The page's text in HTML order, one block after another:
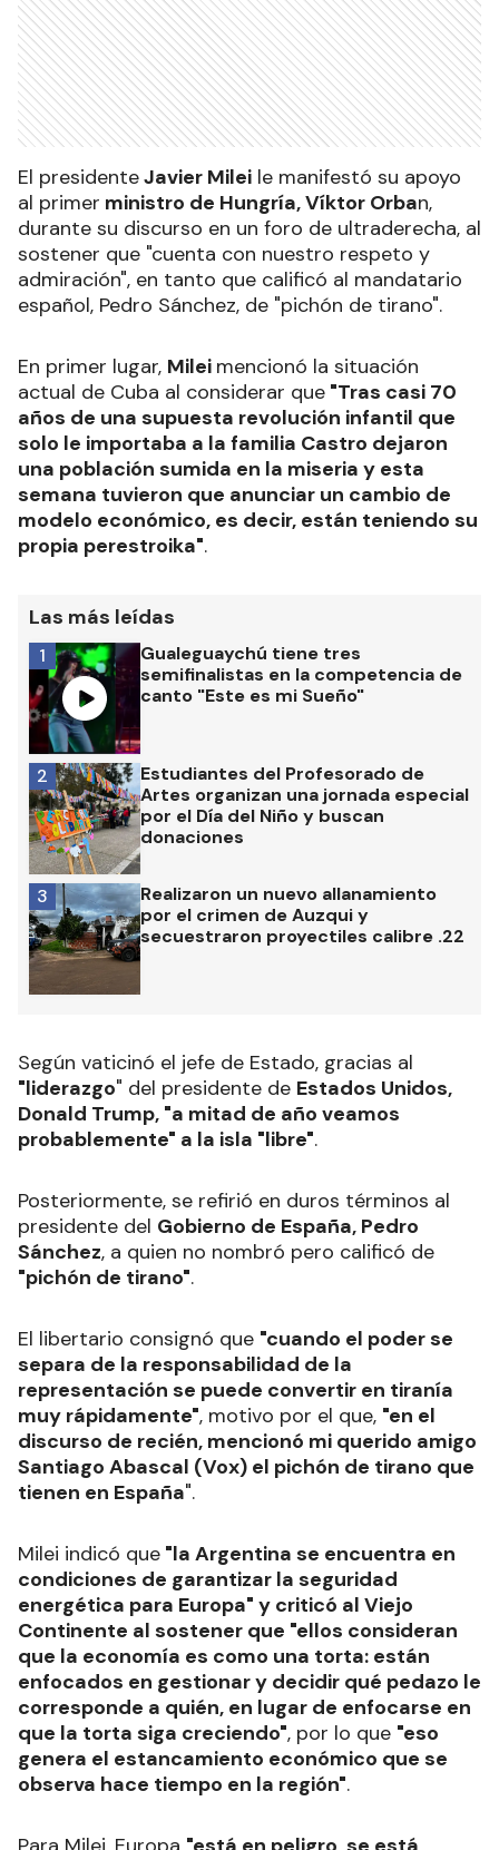
El presidenteJavier Milei le manifestó su apoyo
al primer ministro de Hungría, Víktor Orban,
durante su discurso en un foro de ultraderecha, al
sostener que "cuenta con nuestro respeto y
admiración", en tanto que calificó al mandatario
español, Pedro Sánchez, de "pichón de tirano".
En primer lugar, Milei mencionó la situación
actual de Cuba al considerar que "Tras casi 70
años de una supuesta revolución infantil que
solo le importaba a la familia Castro dejaron
una población sumida en la miseria y esta
semana tuvieron que anunciar un cambio de
modelo económico, es decir, están teniendo su
propia perestroika".
Las más leídas
Gualeguaychú tiene tres
semifinalistas en la competencia de
canto "Este es mi Sueño"
1
Estudiantes del Profesorado de
Artes organizan una jornada especial
por el Día del Niño y buscan
donaciones
2
Realizaron un nuevo allanamiento
por el crimen de Auzqui y
secuestraron proyectiles calibre .22
3
Según vaticinó el jefe de Estado, gracias al
"liderazgo" del presidente de Estados Unidos,
Donald Trump, "a mitad de año veamos
probablemente" a la isla "libre".
Posteriormente, se refirió en duros términos al
presidente del Gobierno de España, Pedro
Sánchez, a quien no nombró pero calificó de
"pichón de tirano".
El libertario consignó que "cuando el poder se
separa de la responsabilidad de la
representación se puede convertir en tiranía
muy rápidamente", motivo por el que, "en el
discurso de recién, mencionó mi querido amigo
Santiago Abascal (Vox) el pichón de tirano que
tienen en España".
Milei indicó que "la Argentina se encuentra en
condiciones de garantizar la seguridad
energética para Europa" y criticó al Viejo
Continente al sostener que "ellos consideran
que la economía es como una torta: están
enfocados en gestionar y decidir qué pedazo le
corresponde a quién, en lugar de enfocarse en
que la torta siga creciendo", por lo que "eso
genera el estancamiento económico que se
observa hace tiempo en la región".